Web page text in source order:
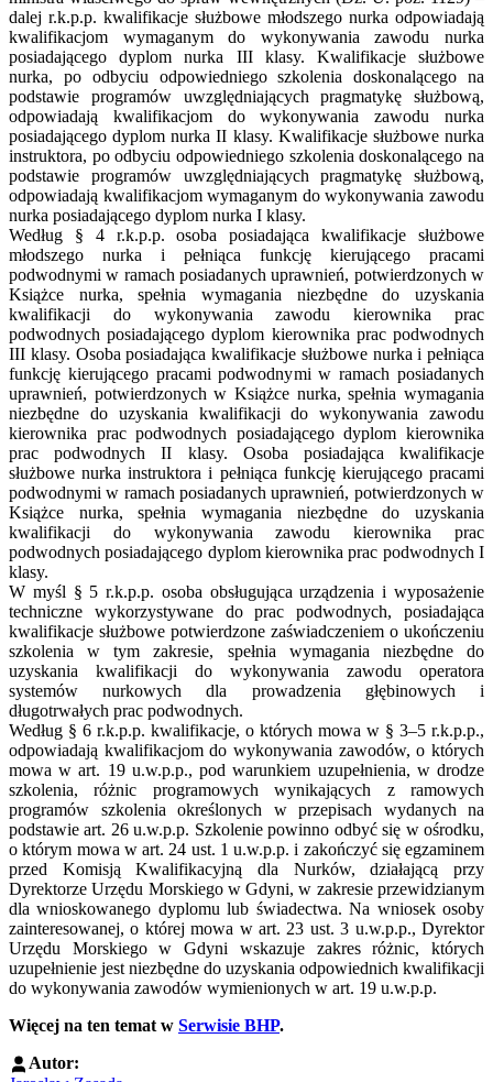
dalej r.k.p.p. kwalifikacje służbowe młodszego nurka odpowiadają
kwalifikacjom wymaganym do wykonywania zawodu nurka
posiadającego dyplom nurka III klasy. Kwalifikacje służbowe
nurka, po odbyciu odpowiedniego szkolenia doskonalącego na
podstawie programów uwzględniających pragmatykę służbową,
odpowiadają kwalifikacjom do wykonywania zawodu nurka
posiadającego dyplom nurka II klasy. Kwalifikacje służbowe nurka
instruktora, po odbyciu odpowiedniego szkolenia doskonalącego na
podstawie programów uwzględniających pragmatykę służbową,
odpowiadają kwalifikacjom wymaganym do wykonywania zawodu
nurka posiadającego dyplom nurka I klasy.
Według § 4 r.k.p.p. osoba posiadająca kwalifikacje służbowe
młodszego nurka i pełniąca funkcję kierującego pracami
podwodnymi w ramach posiadanych uprawnień, potwierdzonych w
Książce nurka, spełnia wymagania niezbędne do uzyskania
kwalifikacji do wykonywania zawodu kierownika prac
podwodnych posiadającego dyplom kierownika prac podwodnych
III klasy. Osoba posiadająca kwalifikacje służbowe nurka i pełniąca
funkcję kierującego pracami podwodnymi w ramach posiadanych
uprawnień, potwierdzonych w Książce nurka, spełnia wymagania
niezbędne do uzyskania kwalifikacji do wykonywania zawodu
kierownika prac podwodnych posiadającego dyplom kierownika
prac podwodnych II klasy. Osoba posiadająca kwalifikacje
służbowe nurka instruktora i pełniąca funkcję kierującego pracami
podwodnymi w ramach posiadanych uprawnień, potwierdzonych w
Książce nurka, spełnia wymagania niezbędne do uzyskania
kwalifikacji do wykonywania zawodu kierownika prac
podwodnych posiadającego dyplom kierownika prac podwodnych I
klasy.
W myśl § 5 r.k.p.p. osoba obsługująca urządzenia i wyposażenie
techniczne wykorzystywane do prac podwodnych, posiadająca
kwalifikacje służbowe potwierdzone zaświadczeniem o ukończeniu
szkolenia w tym zakresie, spełnia wymagania niezbędne do
uzyskania kwalifikacji do wykonywania zawodu operatora
systemów nurkowych dla prowadzenia głębinowych i
długotrwałych prac podwodnych.
Według § 6 r.k.p.p. kwalifikacje, o których mowa w § 3–5 r.k.p.p.,
odpowiadają kwalifikacjom do wykonywania zawodów, o których
mowa w art. 19 u.w.p.p., pod warunkiem uzupełnienia, w drodze
szkolenia, różnic programowych wynikających z ramowych
programów szkolenia określonych w przepisach wydanych na
podstawie art. 26 u.w.p.p. Szkolenie powinno odbyć się w ośrodku,
o którym mowa w art. 24 ust. 1 u.w.p.p. i zakończyć się egzaminem
przed Komisją Kwalifikacyjną dla Nurków, działającą przy
Dyrektorze Urzędu Morskiego w Gdyni, w zakresie przewidzianym
dla wnioskowanego dyplomu lub świadectwa. Na wniosek osoby
zainteresowanej, o której mowa w art. 23 ust. 3 u.w.p.p., Dyrektor
Urzędu Morskiego w Gdyni wskazuje zakres różnic, których
uzupełnienie jest niezbędne do uzyskania odpowiednich kwalifikacji
do wykonywania zawodów wymienionych w art. 19 u.w.p.p.
Więcej na ten temat w Serwisie BHP.
Autor: